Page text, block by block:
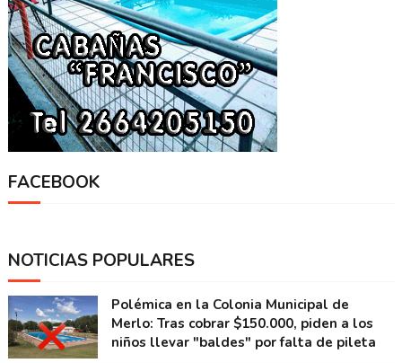
FACEBOOK
NOTICIAS POPULARES
Polémica en la Colonia Municipal de
Merlo: Tras cobrar $150.000, piden a los
niños llevar "baldes" por falta de pileta